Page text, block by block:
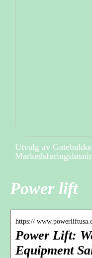
Utvalg av
Power lift
https://
Power Lift:
Equipment